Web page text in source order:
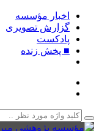
اخبار مؤسسه
گزارش تصویری
پادکست‌
■ پخش زنده